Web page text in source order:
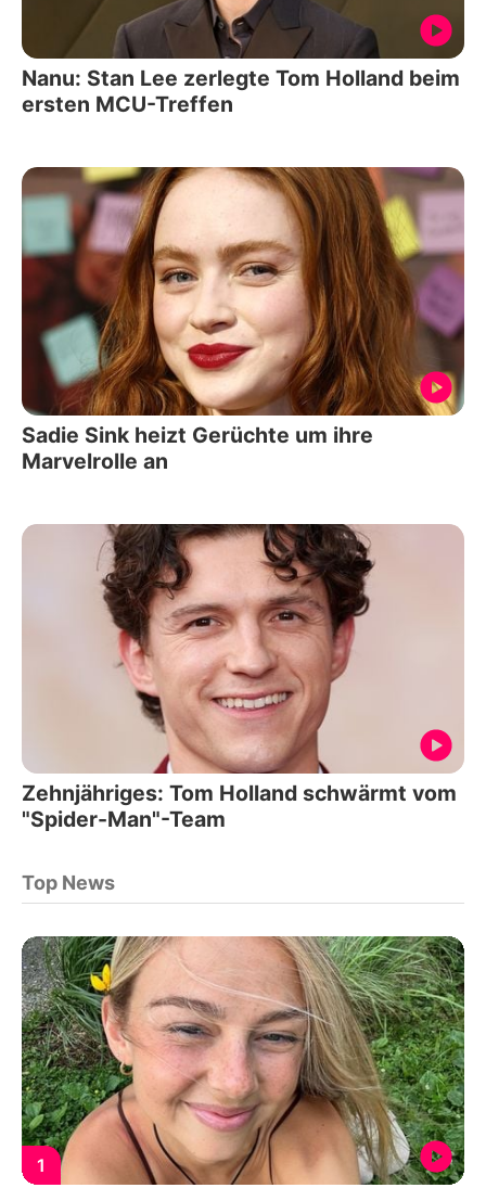
Nanu: Stan Lee zerlegte Tom Holland beim
ersten MCU-Treffen
Sadie Sink heizt Gerüchte um ihre
Marvelrolle an
Zehnjähriges: Tom Holland schwärmt vom
"Spider-Man"-Team
Top News
1